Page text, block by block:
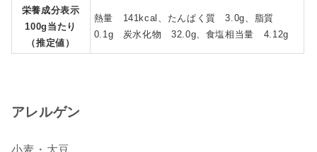
栄養成分表示
100g当たり
（推定値）
熱量 141kcal、たんぱく質 3.0g、脂質
0.1g 炭水化物 32.0g、食塩相当量 4.12g
アレルゲン
小麦・大豆